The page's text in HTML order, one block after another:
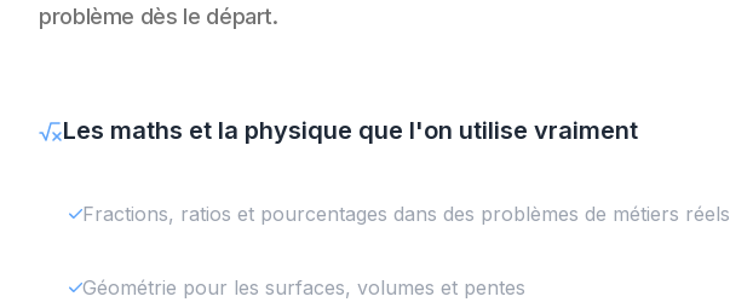
problème dès le départ.
Les maths et la physique que l'on utilise vraiment
Fractions, ratios et pourcentages dans des problèmes de métiers réels
Géométrie pour les surfaces, volumes et pentes